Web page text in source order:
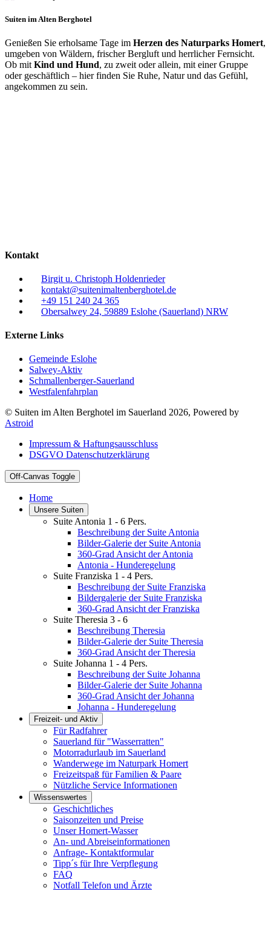
Suiten im Alten Berghotel
Genießen Sie erholsame Tage im Herzen des Naturparks Homert,
umgeben von Wäldern, frischer Bergluft und herrlicher Fernsicht.
Ob mit Kind und Hund, zu zweit oder allein, mit einer Gruppe
oder geschäftlich – hier finden Sie Ruhe, Natur und das Gefühl,
angekommen zu sein.
Kontakt
Birgit u. Christoph Holdenrieder
kontakt@suitenimaltenberghotel.de
+49 151 240 24 365
Obersalwey 24, 59889 Eslohe (Sauerland) NRW
Externe Links
Gemeinde Eslohe
Salwey-Aktiv
Schmallenberger-Sauerland
Westfalenfahrplan
© Suiten im Alten Berghotel im Sauerland 2026, Powered by
Astroid
Impressum & Haftungsausschluss
DSGVO Datenschutzerklärung
Off-Canvas Toggle
Home
Unsere Suiten
Suite Antonia 1 - 6 Pers.
Beschreibung der Suite Antonia
Bilder-Galerie der Suite Antonia
360-Grad Ansicht der Antonia
Antonia - Hunderegelung
Suite Franziska 1 - 4 Pers.
Beschreibung der Suite Franziska
Bildergalerie der Suite Franziska
360-Grad Ansicht der Franziska
Suite Theresia 3 - 6
Beschreibung Theresia
Bilder-Galerie der Suite Theresia
360-Grad Ansicht der Theresia
Suite Johanna 1 - 4 Pers.
Beschreibung der Suite Johanna
Bilder-Galerie der Suite Johanna
360-Grad Ansicht der Johanna
Johanna - Hunderegelung
Freizeit- und Aktiv
Für Radfahrer
Sauerland für "Wasserratten"
Motorradurlaub im Sauerland
Wanderwege im Naturpark Homert
Freizeitspaß für Familien & Paare
Nützliche Service Informationen
Wissenswertes
Geschichtliches
Saisonzeiten und Preise
Unser Homert-Wasser
An- und Abreiseinformationen
Anfrage- Kontaktformular
Tipp´s für Ihre Verpflegung
FAQ
Notfall Telefon und Ärzte